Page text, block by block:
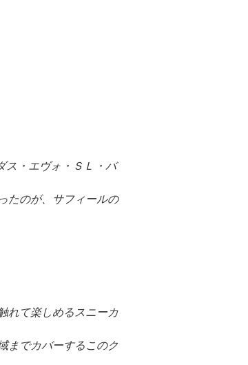
ス・エヴォ・ＳＬ・バ
たのが、サフィールの
れて楽しめるスニーカ
までカバーするこのク